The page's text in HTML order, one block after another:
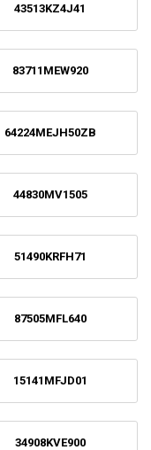
43513KZ4J41
83711MEW920
64224MEJH50ZB
44830MV1505
51490KRFH71
87505MFL640
15141MFJD01
34908KVE900